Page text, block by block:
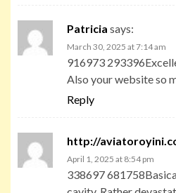
Patricia says:
March 30, 2025 at 7:14 am
916973
Also your website so
Reply
http://
April 1, 2025 at 8:54 pm
338697